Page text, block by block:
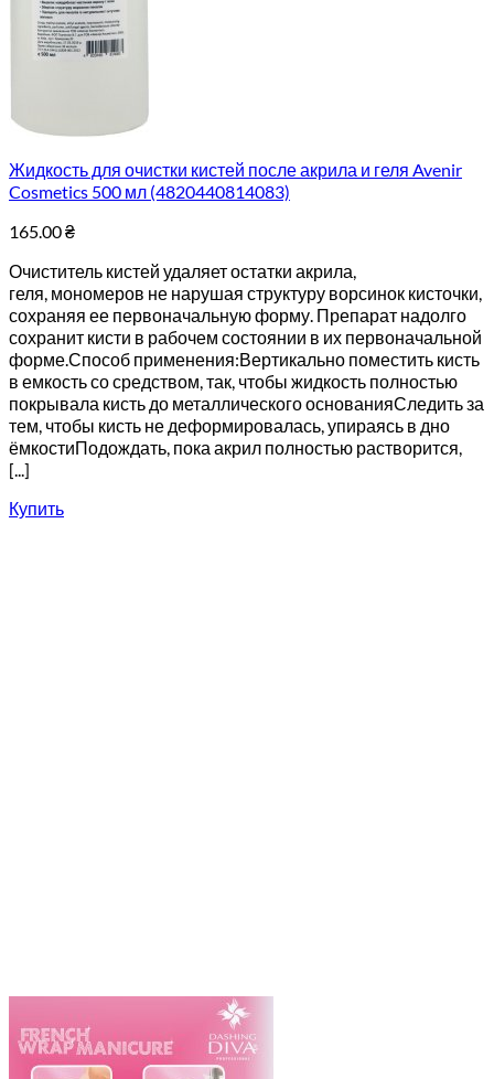
Жидкость для очистки кистей после акрила и геля Avenir
Cosmetics 500 мл (4820440814083)
165.00₴
Очиститель кистей удаляет остатки акрила,
геля, мономеров не нарушая структуру ворсинок кисточки,
сохраняя ее первоначальную форму. Препарат надолго
сохранит кисти в рабочем состоянии в их первоначальной
форме.Способ применения:Вертикально поместить кисть
в емкость со средством, так, чтобы жидкость полностью
покрывала кисть до металлического основанияСледить за
тем, чтобы кисть не деформировалась, упираясь в дно
ёмкостиПодождать, пока акрил полностью растворится,
[...]
Купить